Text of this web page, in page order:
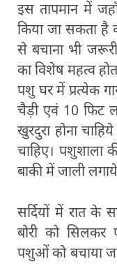
इस तापमान में
किया जा सकता है
से बचाना भी
का विशेष महत्व
पशु घर में प्रत्येक
चैड़ी एवं 10 फिट
खुरदुरा होना
चाहिए। पशुशाला
बाकी में जाली
सर्दियों में रात के
बोरी को
पशुओं को बचाया